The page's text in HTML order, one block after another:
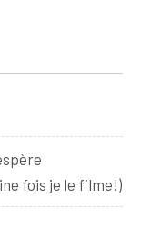
fois je le filme!)